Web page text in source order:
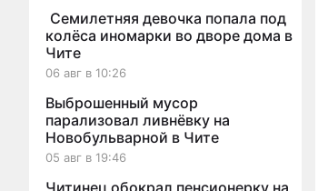
Семилетняя девочка попала под
колёса иномарки во дворе дома в
Чите
06 авг в 10:26
Выброшенный мусор
парализовал ливнёвку на
Новобульварной в Чите
05 авг в 19:46
Читинец обокрал пенсионерку на